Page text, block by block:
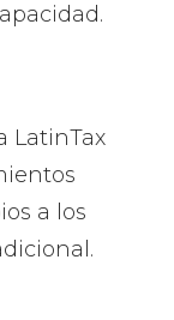
LatinTax
a los